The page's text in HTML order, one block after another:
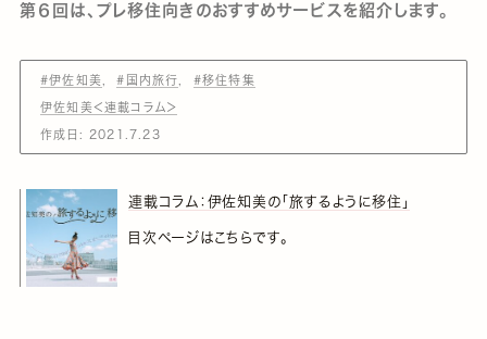
第６回は、プレ移住向きのおすすめサービスを紹介します。
#伊佐知美 #国内旅行 #移住特集
伊佐知美＜連載コラム＞
作成日: 2021.7.23
連載コラム：伊佐知美の「旅するように移住」
目次ページはこちらです。